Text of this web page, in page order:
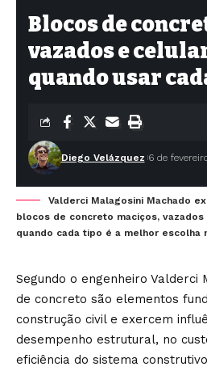
Blocos de
vazados e
quando usar
Diego Velázquez 6 de
Valderci Malagosini Machado
blocos de concreto maciços,
quando cada tipo é a melhor escolha
Segundo o engenheiro Valderci
de concreto são elementos
construção civil e exercem
desempenho estrutural, no
eficiência do sistema